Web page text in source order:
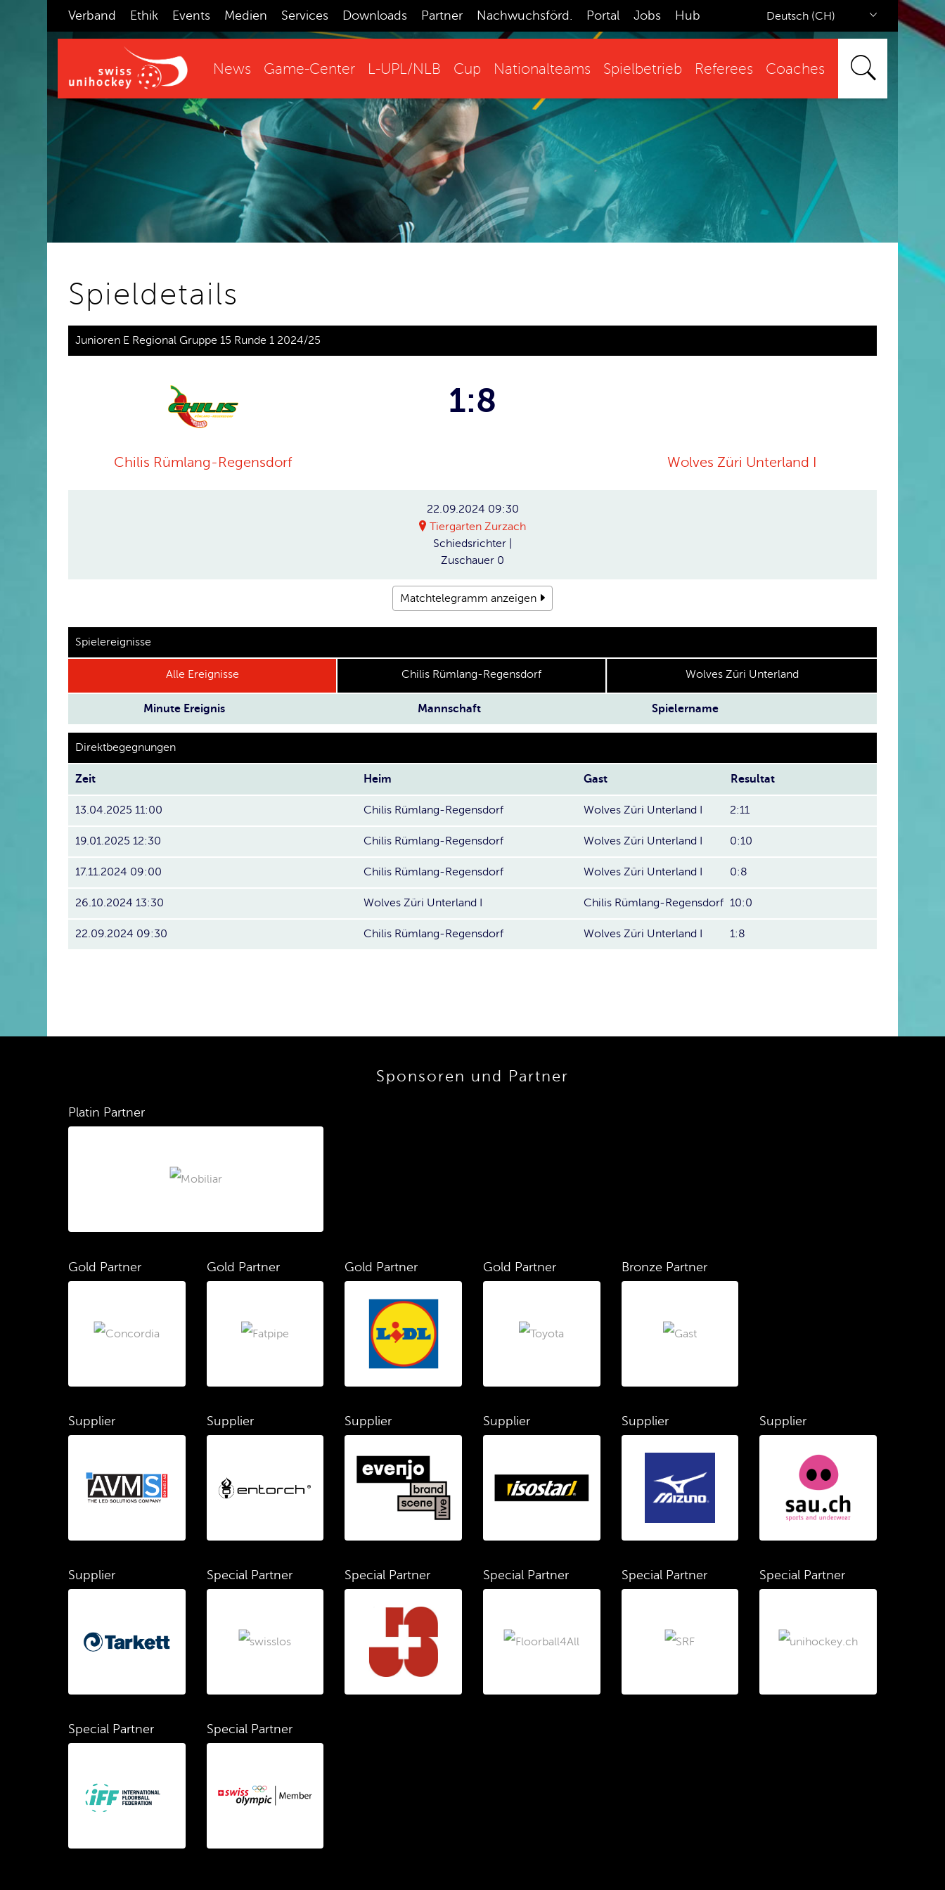
Verband Ethik Events Medien Services Downloads Partner Nachwuchsförd. Portal Jobs Hub Deutsch (CH)
News Game-Center L-UPL/NLB Cup Nationalteams Spielbetrieb Referees Coaches
Spieldetails
Junioren E Regional Gruppe 15 Runde 1 2024/25
Chilis Rümlang-Regensdorf
1:8
Wolves Züri Unterland I
22.09.2024 09:30
Tiergarten Zurzach
Schiedsrichter
Zuschauer 0
Matchtelegramm anzeigen
Spielereignisse
Alle Ereignisse Chilis Rümlang-Regensdorf Wolves Züri Unterland
Minute Ereignis Mannschaft Spielername
Direktbegegnungen
Zeit Heim Gast Resultat
13.04.2025 11:00 Chilis Rümlang-Regensdorf Wolves Züri Unterland I 2:11
19.01.2025 12:30 Chilis Rümlang-Regensdorf Wolves Züri Unterland I 0:10
17.11.2024 09:00 Chilis Rümlang-Regensdorf Wolves Züri Unterland I 0:8
26.10.2024 13:30 Wolves Züri Unterland I Chilis Rümlang-Regensdorf 10:0
22.09.2024 09:30 Chilis Rümlang-Regensdorf Wolves Züri Unterland I 1:8
Sponsoren und Partner
Platin Partner
Gold Partner Gold Partner Gold Partner Gold Partner Bronze Partner
Supplier Supplier Supplier Supplier Supplier Supplier
Supplier Special Partner Special Partner Special Partner Special Partner Special Partner
Special Partner Special Partner